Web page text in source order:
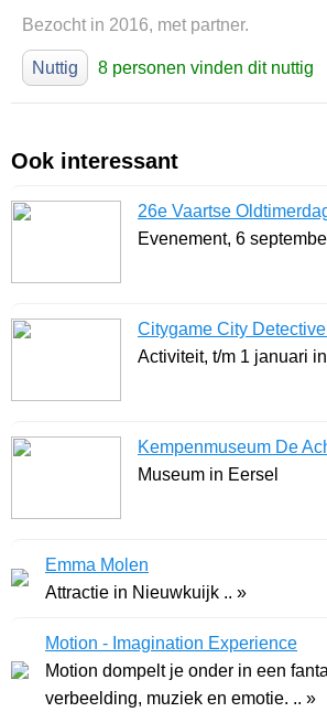
Bezocht in 2016, met partner.
Nuttig 8 personen vinden dit nuttig
Ook interessant
26e Vaartse
Evenement, 6
Citygame City
Activiteit, t/m 1 januari
Kempenmuseum De
Museum in Eersel
Emma Molen
Attractie in Nieuwkuijk .. »
Motion - Imagination Experience
Motion dompelt je onder in een
verbeelding, muziek en emotie. .. »